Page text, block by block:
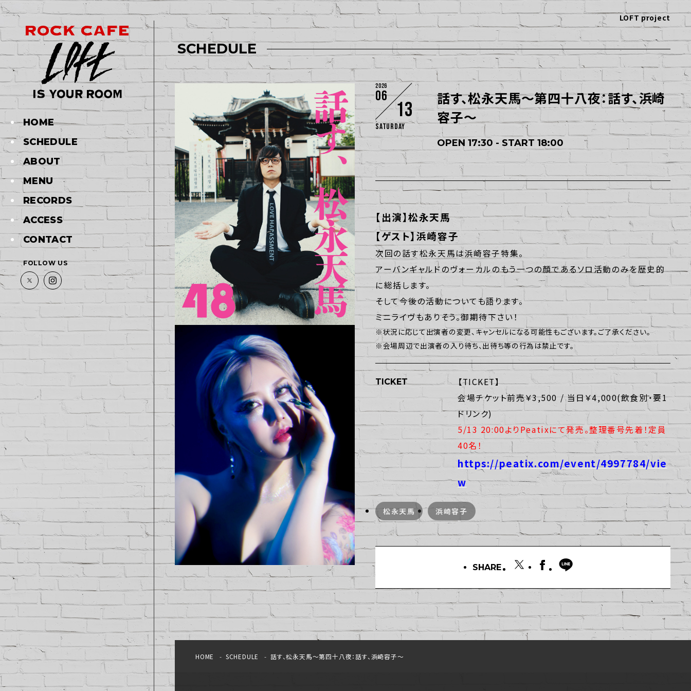
HOME
SCHEDULE
ABOUT
MENU
RECORDS
ACCESS
CONTACT
FOLLOW US
LOFT project
SCHEDULE
2026
06
13
Saturday
話す、松永天馬～第四十八夜：話す、浜崎
容子～
OPEN 17:30 - START 18:00
【出演】松永天馬
【ゲスト】浜崎容子
次回の話す松永天馬は浜崎容子特集。
アーバンギャルドのヴォーカルのもう一つの顏であるソロ活動のみを歴史的
に総括します。
そして今後の活動についても語ります。
ミニライヴもありそう。御期待下さい！
※状況に応じて出演者の変更、キャンセルになる可能性もございます。ご了承ください。
※会場周辺で出演者の入り待ち、出待ち等の行為は禁止です。
TICKET
【TICKET】
会場チケット前売￥3,500 / 当日￥4,000(飲食別・要1
ドリンク)
5/13 20:00よりPeatixにて発売。整理番号先着！定員
40名！
https://peatix.com/event/4997784/vie
w
松永天馬 浜崎容子
SHARE
HOME SCHEDULE 話す、松永天馬～第四十八夜：話す、浜崎容子～